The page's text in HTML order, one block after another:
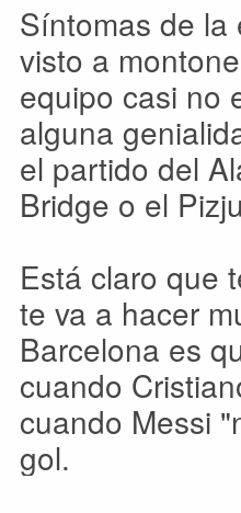
Síntomas de la
visto a
equipo casi no
alguna
el partido del
Bridge o el
Está claro que
te va a hacer
Barcelona es
cuando
cuando Messi
gol.